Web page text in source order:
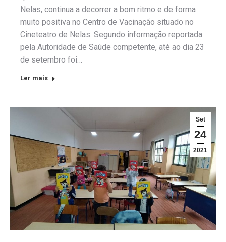
Nelas, continua a decorrer a bom ritmo e de forma
muito positiva no Centro de Vacinação situado no
Cineteatro de Nelas. Segundo informação reportada
pela Autoridade de Saúde competente, até ao dia 23
de setembro foi…
Ler mais
Set
24
2021